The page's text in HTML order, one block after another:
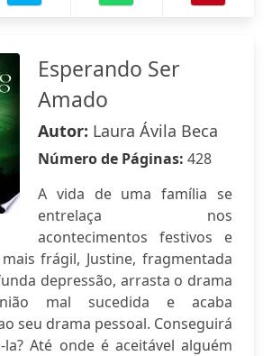
Esperando Ser
Amado
Autor: Laura Ávila Beca
Número de Páginas: 428
A vida de uma família se
entrelaça nos
acontecimentos festivos e
frágil, Justine, fragmentada
depressão, arrasta o drama
mal sucedida e acaba
seu drama pessoal. Conseguirá
Até onde é aceitável alguém